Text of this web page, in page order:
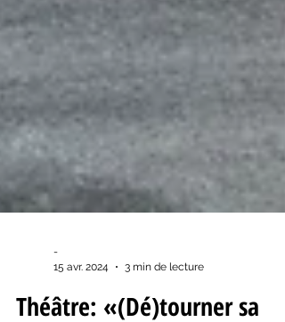
15 avr. 2024
3 min de lecture